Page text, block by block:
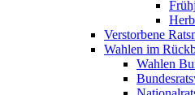
Verstorbene
Wahlen im
Wahlen